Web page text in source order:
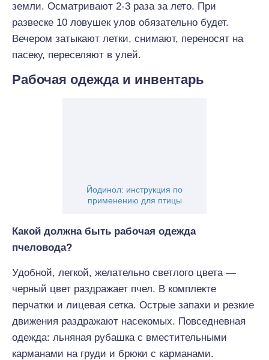
земли. Осматривают 2-3 раза за лето. При
развеске 10 ловушек улов обязательно будет.
Вечером затыкают летки, снимают, переносят на
пасеку, переселяют в улей.
Рабочая одежда и инвентарь
Йодинол: инструкция по
применению для птицы
Какой должна быть рабочая одежда
пчеловода?
Удобной, легкой, желательно светлого цвета —
черный цвет раздражает пчел. В комплекте
перчатки и лицевая сетка. Острые запахи и резкие
движения раздражают насекомых. Повседневная
одежда: льняная рубашка с вместительными
карманами на груди и брюки с карманами.